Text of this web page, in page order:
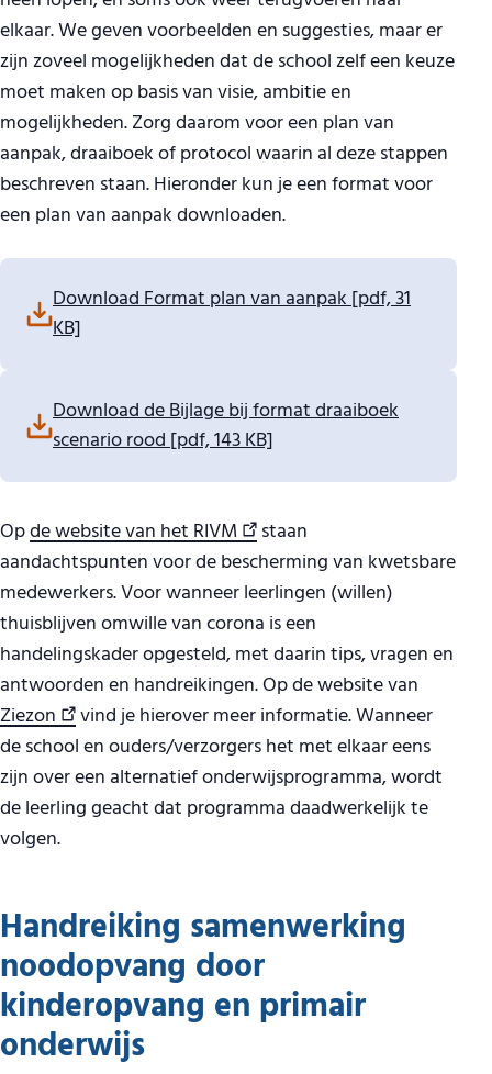
elkaar. We geven voorbeelden en suggesties, maar er
zijn zoveel mogelijkheden dat de school zelf een keuze
moet maken op basis van visie, ambitie en
mogelijkheden. Zorg daarom voor een plan van
aanpak, draaiboek of protocol waarin al deze stappen
beschreven staan. Hieronder kun je een format voor
een plan van aanpak downloaden.
Download:
Download Format plan van aanpak[pdf, 31
KB]
Download:
Download de Bijlage bij format draaiboek
scenario rood[pdf, 143 KB]
Opde website van het RIVM
staan
aandachtspunten voor de bescherming van kwetsbare
medewerkers. Voor wanneer leerlingen (willen)
thuisblijven omwille van corona is een
handelingskader opgesteld, met daarin tips, vragen en
antwoorden en handreikingen. Op de website van
Ziezon
vind je hierover meer informatie. Wanneer
de school en ouders/verzorgers het met elkaar eens
zijn over een alternatief onderwijsprogramma, wordt
de leerling geacht dat programma daadwerkelijk te
volgen.
Handreiking samenwerking
noodopvang door
kinderopvang en primair
onderwijs